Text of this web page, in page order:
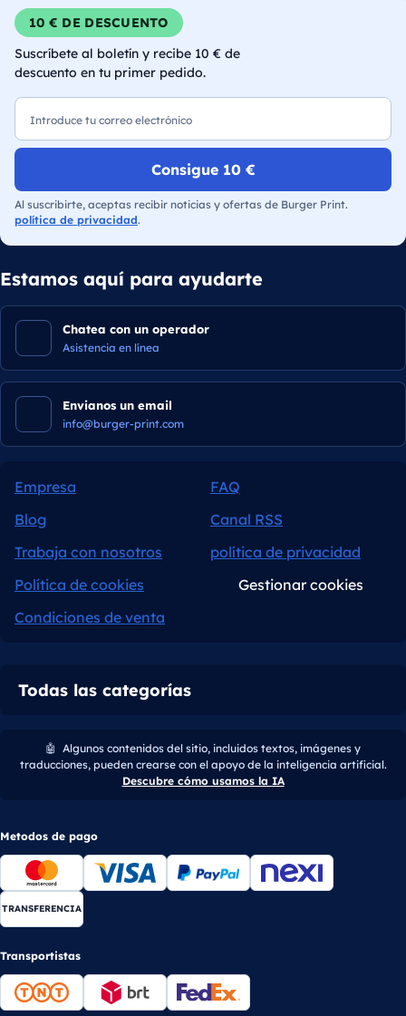
10 € DE DESCUENTO
Suscríbete al boletín y recibe 10 € de
descuento en tu primer pedido.
Consigue 10 €
Al suscribirte, aceptas recibir noticias y ofertas de Burger Print.
política de privacidad.
Estamos aquí para ayudarte
Chatea con un operador
Asistencia en línea
Envianos un email
info@burger-print.com
Empresa
FAQ
Blog
Canal RSS
Trabaja con nosotros
política de privacidad
Política de cookies
Gestionar cookies
Condiciones de venta
Todas las categorías
🤖 Algunos contenidos del sitio, incluidos textos, imágenes y
traducciones, pueden crearse con el apoyo de la inteligencia artificial.
Descubre cómo usamos la IA
Metodos de pago
TRANSFERENCIA
Transportistas